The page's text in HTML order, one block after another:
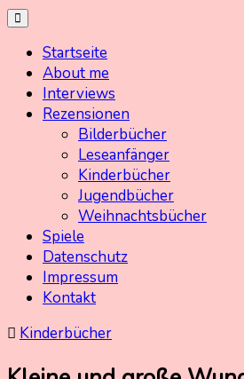
Skip
content
Kinderbuchschatz.de
Kinderbücher mit Herz
Startseite
About me
Interviews
Rezensionen
Bilderbücher
Leseanfänger
Kinderbücher
Jugendbücher
Weihnachtsbücher
Spiele
Datenschutz
Impressum
Kontakt
Kinderbücher